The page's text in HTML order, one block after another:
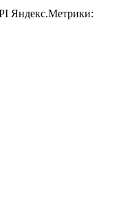
Яндекс.Метрики: